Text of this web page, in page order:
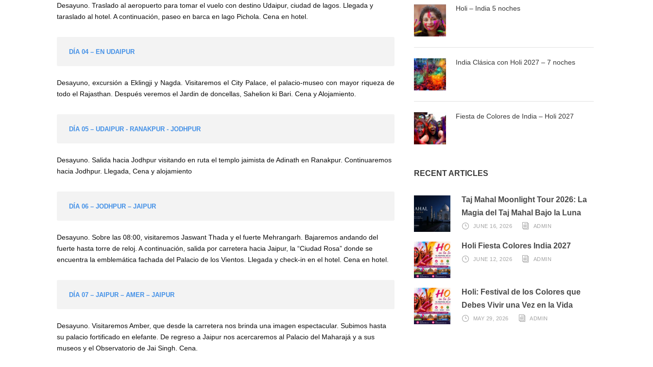
Holi – India 5 noches
India Clásica con Holi 2027 – 7 noches
Fiesta de Colores de India – Holi 2027
RECENT ARTICLES
Taj Mahal Moonlight Tour 2026: La
Magia del Taj Mahal Bajo la Luna
JUNE 16, 2026 ADMIN
Holi Fiesta Colores India 2027
JUNE 12, 2026 ADMIN
Holi: Festival de los Colores que
Debes Vivir una Vez en la Vida
MAY 29, 2026 ADMIN
Desayuno. Traslado al aeropuerto para tomar el vuelo con destino Udaipur, ciudad de lagos. Llegada y
taraslado al hotel. A continuación, paseo en barca en lago Pichola. Cena en hotel.
DÍA 04 – EN UDAIPUR
Desayuno, excursión a Eklingji y Nagda. Visitaremos el City Palace, el palacio-museo con mayor riqueza de
todo el Rajasthan. Después veremos el Jardin de doncellas, Sahelion ki Bari. Cena y Alojamiento.
DÍA 05 – UDAIPUR - RANAKPUR - JODHPUR
Desayuno. Salida hacia Jodhpur visitando en ruta el templo jaimista de Adinath en Ranakpur. Continuaremos
hacia Jodhpur. Llegada, Cena y alojamiento
DÍA 06 – JODHPUR – JAIPUR
Desayuno. Sobre las 08:00, visitaremos Jaswant Thada y el fuerte Mehrangarh. Bajaremos andando del
fuerte hasta torre de reloj. A continuación, salida por carretera hacia Jaipur, la “Ciudad Rosa” donde se
encuentra la emblemática fachada del Palacio de los Vientos. Llegada y check-in en el hotel. Cena en hotel.
DÍA 07 – JAIPUR – AMER – JAIPUR
Desayuno. Visitaremos Amber, que desde la carretera nos brinda una imagen espectacular. Subimos hasta
su palacio fortificado en elefante. De regreso a Jaipur nos acercaremos al Palacio del Maharajá y a sus
museos y el Observatorio de Jai Singh. Cena.